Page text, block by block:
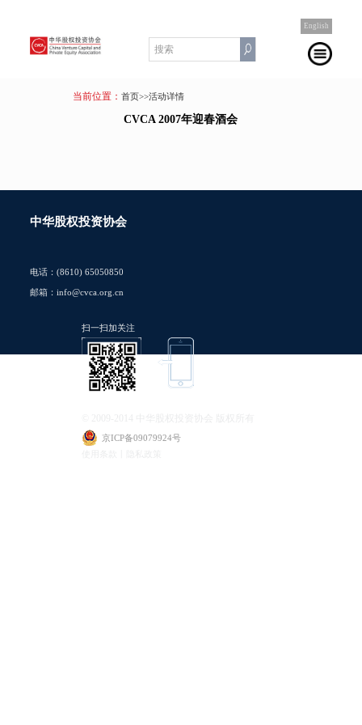
English
当前位置： 首页>>活动详情
CVCA 2007年迎春酒会
中华股权投资协会
电话：(8610) 65050850
邮箱：info@cvca.org.cn
扫一扫加关注
京ICP备09079924号